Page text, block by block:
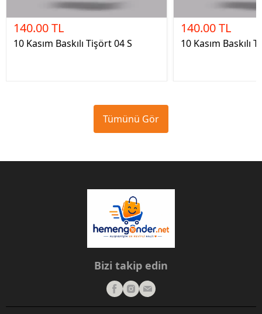
140.00 TL
10 Kasım Baskılı Tişört 04 S
140.00 TL
10 Kasım Baskılı
Tümünü Gör
Bizi takip edin